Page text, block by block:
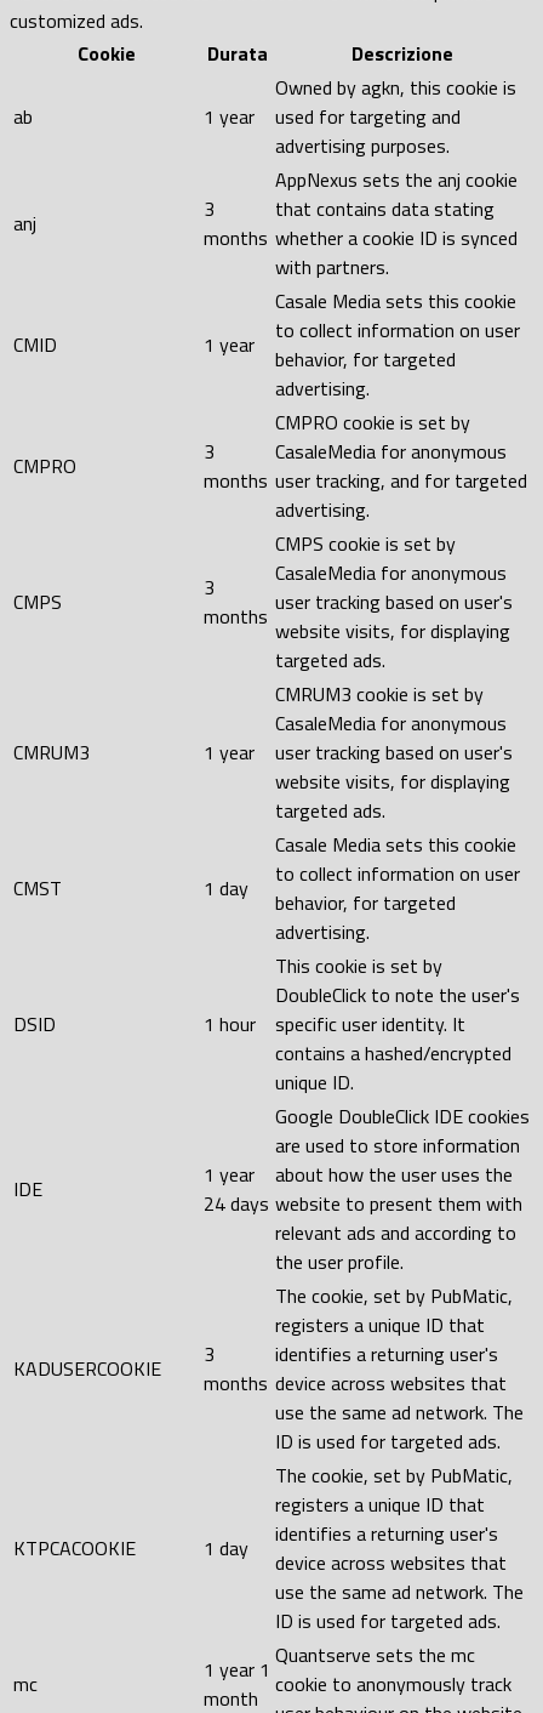
customized ads.
Cookie
Durata Descrizione
ab 1 year
Owned by agkn, this cookie is
used for targeting and
advertising purposes.
anj
3
months
AppNexus sets the anj cookie
that contains data stating
whether a cookie ID is synced
with partners.
CMID 1 year
Casale Media sets this cookie
to collect information on user
behavior, for targeted
advertising.
CMPRO
3
months
CMPRO cookie is set by
CasaleMedia for anonymous
user tracking, and for targeted
advertising.
CMPS
3
months
CMPS cookie is set by
CasaleMedia for anonymous
user tracking based on user's
website visits, for displaying
targeted ads.
CMRUM3 1 year
CMRUM3 cookie is set by
CasaleMedia for anonymous
user tracking based on user's
website visits, for displaying
targeted ads.
CMST 1 day
Casale Media sets this cookie
to collect information on user
behavior, for targeted
advertising.
DSID 1 hour
This cookie is set by
DoubleClick to note the user's
specific user identity. It
contains a hashed/encrypted
unique ID.
IDE
1 year
24 days
Google DoubleClick IDE cookies
are used to store information
about how the user uses the
website to present them with
relevant ads and according to
the user profile.
KADUSERCOOKIE
3
months
The cookie, set by PubMatic,
registers a unique ID that
identifies a returning user's
device across websites that
use the same ad network. The
ID is used for targeted ads.
KTPCACOOKIE 1 day
The cookie, set by PubMatic,
registers a unique ID that
identifies a returning user's
device across websites that
use the same ad network. The
ID is used for targeted ads.
mc
1 year 1
month
Quantserve sets the mc
cookie to anonymously track